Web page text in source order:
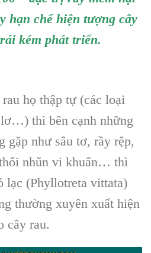
hạn chế hiện tượng cây
kém phát triển.
họ thập tự (các loại
thì bên cạnh những
gặp như sâu tơ, rầy rệp,
nhũn vi khuẩn… thì
lạc (Phyllotreta vittata)
thường xuyên xuất hiện
cây rau.